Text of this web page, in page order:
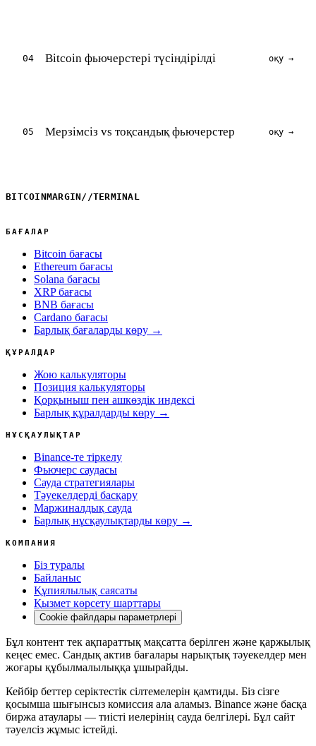
04 Bitcoin фьючерстері түсіндірілді оқу →
05 Мерзімсіз vs тоқсандық фьючерстер оқу →
BITCOINMARGIN //TERMINAL
БАҒАЛАР
Bitcoin бағасы
Ethereum бағасы
Solana бағасы
XRP бағасы
BNB бағасы
Cardano бағасы
Барлық бағаларды көру →
ҚҰРАЛДАР
Жою калькуляторы
Позиция калькуляторы
Қорқыныш пен ашкөздік индексі
Барлық құралдарды көру →
НҰСҚАУЛЫҚТАР
Binance-те тіркелу
Фьючерс саудасы
Сауда стратегиялары
Тәуекелдерді басқару
Маржиналдық сауда
Барлық нұсқаулықтарды көру →
КОМПАНИЯ
Біз туралы
Байланыс
Құпиялылық саясаты
Қызмет көрсету шарттары
Cookie файлдары параметрлері
Бұл контент тек ақпараттық мақсатта берілген және қаржылық
кеңес емес. Сандық актив бағалары нарықтық тәуекелдер мен
жоғары құбылмалылыққа ұшырайды.
Кейбір беттер серіктестік сілтемелерін қамтиды. Біз сізге
қосымша шығынсыз комиссия ала аламыз. Binance және басқа
биржа атаулары — тиісті иелерінің сауда белгілері. Бұл сайт
тәуелсіз жұмыс істейді.